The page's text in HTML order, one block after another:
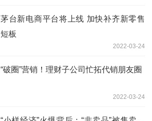
茅台新电商平台将上线 加快补齐新零售
短板
2022-03-24
“破圈”营销！理财子公司忙拓代销朋友圈
2022-03-24